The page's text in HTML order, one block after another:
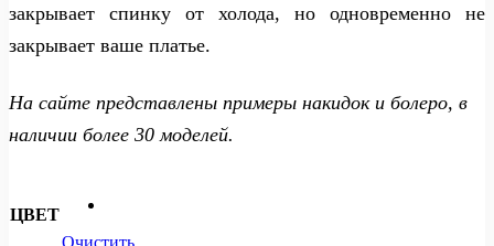
закрывает спинку от холода, но одновременно не
закрывает ваше платье.
На сайте представлены примеры накидок и болеро, в
наличии более 30 моделей.
ЦВЕТ